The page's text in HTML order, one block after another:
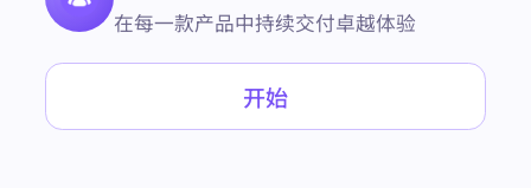
在每一款产品中持续交付卓越体验
开始